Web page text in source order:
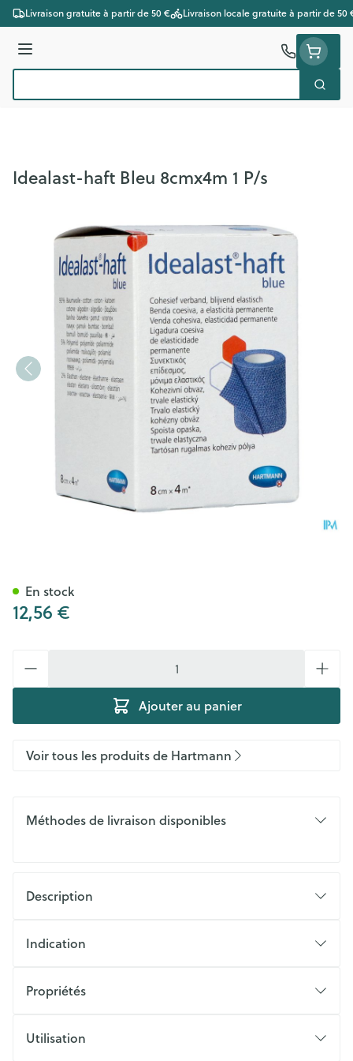
Aller au contenu
Livraison gratuite à partir de 50 € Livraison locale gratuite à partir de 50
Menu
Idealast-haft Bleu 8cmx4m 1 P/s
12,56 €
Ajouter au panier
En stock
Voir tous les produits de Hartmann
Méthodes de livraison disponibles
Description
Indication
Propriétés
Utilisation